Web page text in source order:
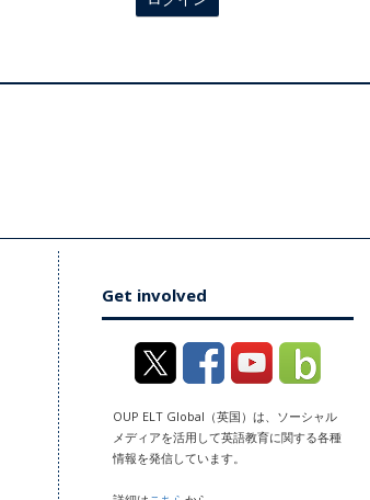
Get involved
OUP ELT Global（英国）は、ソーシャル
メディアを活用して英語教育に関する各種
情報を発信しています。